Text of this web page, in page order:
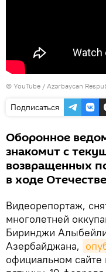
© YouTube / Azərbaycan
Подписаться
Оборонное
знакомит с
возвращенных
в ходе
Видеорепортаж,
многолетней
Биринджи
Азербайджана,
официальном